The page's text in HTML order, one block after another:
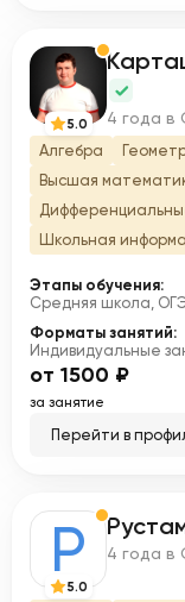
К
5.0 4 года в
Алгебра
Высшая
Школьная
Этапы обучения:
Средняя школа,
Форматы занятий:
Индивидуальные
от 1500 ₽
за занятие
Перейти в
Р
5.0
4 года в